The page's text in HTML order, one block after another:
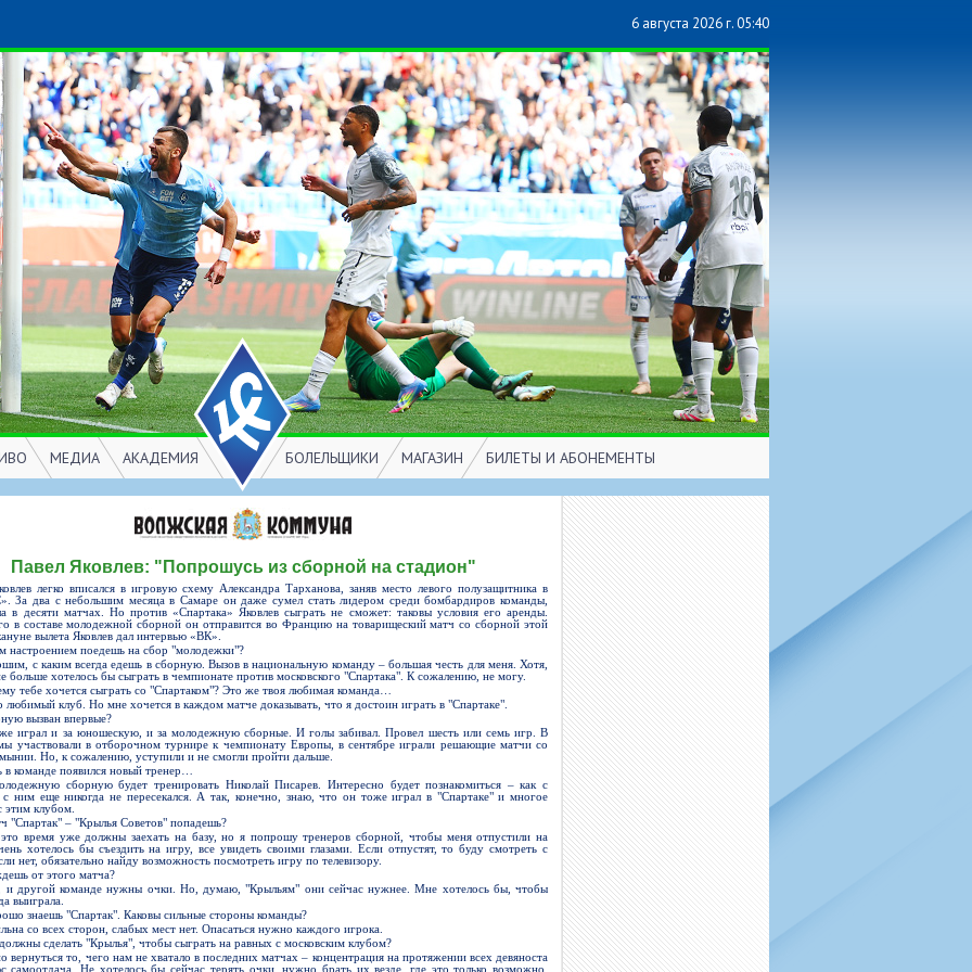
6 августа 2026 г. 05:40
УЕФА
лиги
МЕДИА
Фото
Крылья Советов - ТВ
Прочее
АКАДЕМИЯ
БОЛЕЛЬЩИКИ
Твои "Крылья"
Общение
Добрые "Крылья"
Кодекс
Правила поведения
Подготовка контролеров-распорядителей
Порядок аккредитации объединений болельщиков
МАГАЗИН
On-line магазин
Точки продаж фирменной атрибутики
БИЛЕТЫ И АБОНЕМЕНТЫ
Карта болельщика
Билеты и абонементы
Билеты на Яндекс Афиша
Павел Яковлев: "Попрошусь из сборной на стадион"
легко вписался в игровую схему Александра Тарханова, заняв место левого полузащитника в
За два с небольшим месяца в Самаре он даже сумел стать лидером среди бомбардиров команды,
в десяти матчах. Но против «Спартака» Яковлев сыграть не сможет: таковы условия его аренды.
в составе молодежной сборной он отправится во Францию на товарищеский матч со сборной этой
вылета Яковлев дал интервью «ВК».
настроением поедешь на сбор "молодежки"?
с каким всегда едешь в сборную. Вызов в национальную команду – большая честь для меня. Хотя,
больше хотелось бы сыграть в чемпионате против московского "Спартака". К сожалению, не могу.
тебе хочется сыграть со "Спартаком"? Это же твоя любимая команда…
любимый клуб. Но мне хочется в каждом матче доказывать, что я достоин играть в "Спартаке".
вызван впервые?
играл и за юношескую, и за молодежную сборные. И голы забивал. Провел шесть или семь игр. В
участвовали в отборочном турнире к чемпионату Европы, в сентябре играли решающие матчи со
Но, к сожалению, уступили и не смогли пройти дальше.
в команде появился новый тренер…
сборную будет тренировать Николай Писарев. Интересно будет познакомиться – как с
с ним еще никогда не пересекался. А так, конечно, знаю, что он тоже играл в "Спартаке" и многое
этим клубом.
"Спартак" – "Крылья Советов" попадешь?
время уже должны заехать на базу, но я попрошу тренеров сборной, чтобы меня отпустили на
хотелось бы съездить на игру, все увидеть своими глазами. Если отпустят, то буду смотреть с
нет, обязательно найду возможность посмотреть игру по телевизору.
от этого матча?
и другой команде нужны очки. Но, думаю, "Крыльям" они сейчас нужнее. Мне хотелось бы, чтобы
выиграла.
знаешь "Спартак". Каковы сильные стороны команды?
со всех сторон, слабых мест нет. Опасаться нужно каждого игрока.
сделать "Крылья", чтобы сыграть на равных с московским клубом?
вернуться то, чего нам не хватало в последних матчах – концентрация на протяжении всех девяноста
самоотдача. Не хотелось бы сейчас терять очки, нужно брать их везде, где это только возможно.